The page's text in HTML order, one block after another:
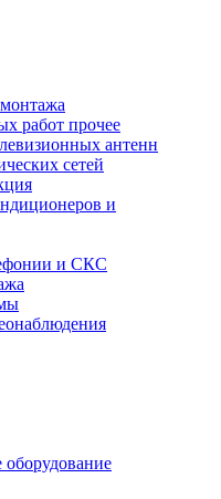
работ прочее
антенн
сетей
и
и СКС